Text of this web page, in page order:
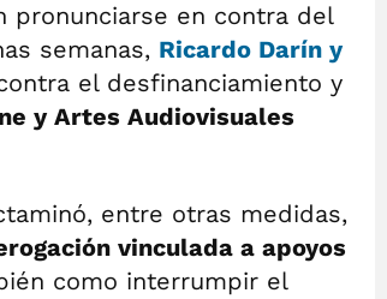
pronunciarse en contra del
semanas, Ricardo Darín y
el desfinanciamiento y
y Artes Audiovisuales
entre otras medidas,
vinculada a apoyos
como interrumpir el